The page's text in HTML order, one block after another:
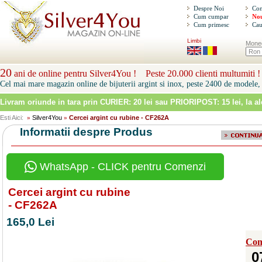
Despre Noi
Cum cumpar
Cum primesc
Limbi
20 ani de online pentru Silver4You ! Peste 20.000 clienti multumiti !
Cel mai mare magazin online de bijuterii argint si inox, peste 2400 de modele,
Livram oriunde in tara prin CURIER: 20 lei sau PRIORIPOST: 15 lei, la
Esti Aici: » Silver4You » Cercei argint cu rubine - CF262A
Informatii despre Produs
WhatsApp - CLICK pentru Comenzi
Cercei argint cu rubine
- CF262A
165,0 Lei